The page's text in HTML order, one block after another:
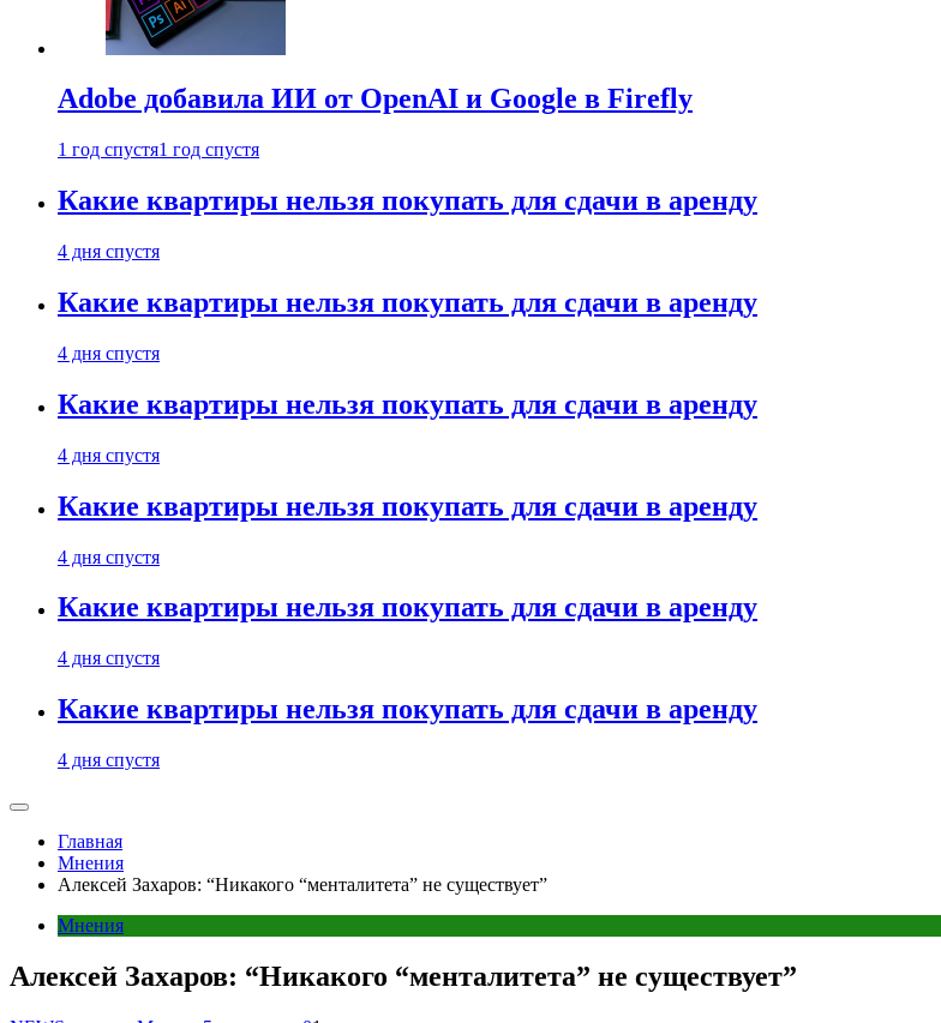
Adobe добавила ИИ от OpenAI и Google в Firefly
1 год спустя1 год спустя
Какие квартиры нельзя покупать для сдачи в аренду
4 дня спустя
Какие квартиры нельзя покупать для сдачи в аренду
4 дня спустя
Какие квартиры нельзя покупать для сдачи в аренду
4 дня спустя
Какие квартиры нельзя покупать для сдачи в аренду
4 дня спустя
Какие квартиры нельзя покупать для сдачи в аренду
4 дня спустя
Какие квартиры нельзя покупать для сдачи в аренду
4 дня спустя
Главная
Мнения
Алексей Захаров: “Никакого “менталитета” не существует”
Мнения
Алексей Захаров: “Никакого “менталитета” не существует”